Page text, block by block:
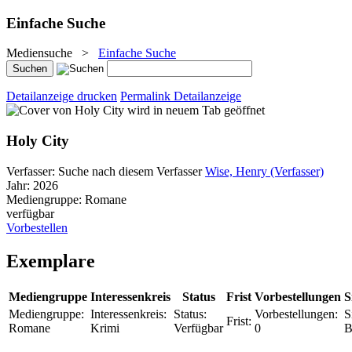
Einfache Suche
Mediensuche > Einfache Suche
Detailanzeige drucken Permalink Detailanzeige
wird in neuem Tab geöffnet
Holy City
Verfasser: Suche nach diesem Verfasser Wise, Henry (Verfasser)
Jahr: 2026
Mediengruppe: Romane
verfügbar
Vorbestellen
Exemplare
Mediengruppe Interessenkreis Status Frist Vorbestellungen
Mediengruppe:
Romane
Interessenkreis:
Krimi
Status:
Verfügbar
Frist:
Vorbestellungen:
0